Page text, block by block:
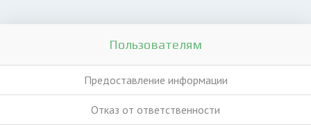
Пользователям
Предоставление информации
Отказ от ответственности